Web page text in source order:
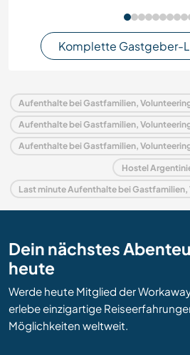
Komplette Gastgeber-
Hostel
Dein nächstes
heute
Werde heute Mitglied der
erlebe einzigartige
Möglichkeiten weltweit.